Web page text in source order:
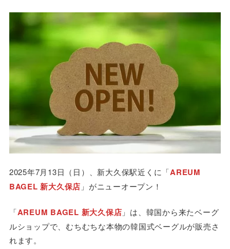
2025年7月13日（日）、新大久保駅近くに「AREUM
BAGEL 新大久保店 」がニューオープン！
「AREUM BAGEL 新大久保店 」は、韓国から来たベーグ
ルショップで、むちむちな本物の韓国式ベーグルが販売さ
れます。